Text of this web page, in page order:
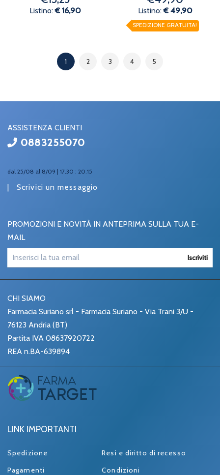
Listino:€ 16,90 Listino:€ 49,90
SPEDIZIONE GRATUITA!
1 2 3 4 5
ASSISTENZA CLIENTI
0883255070
dal 25/08 al 8/09 | 17.30 : 20.15
| Scrivici un messaggio
PROMOZIONI E NOVITÀ IN ANTEPRIMA SULLA TUA E-
MAIL
Iscriviti
CHI SIAMO
Farmacia Suriano srl - Farmacia Suriano - Via Trani 3/U -
76123 Andria (BT)
Partita IVA 08637920722
REA n.BA-639894
LINK IMPORTANTI
Spedizione
Resi e diritto di recesso
Pagamenti
Condizioni